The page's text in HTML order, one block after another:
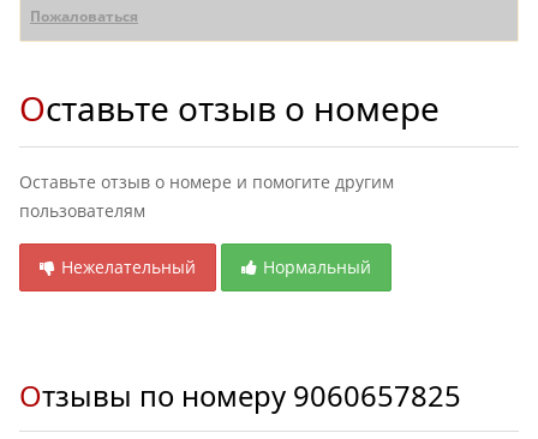
Пожаловаться
Оставьте отзыв о номере
Оставьте отзыв о номере и помогите другим
пользователям
Нежелательный Нормальный
Отзывы по номеру 9060657825